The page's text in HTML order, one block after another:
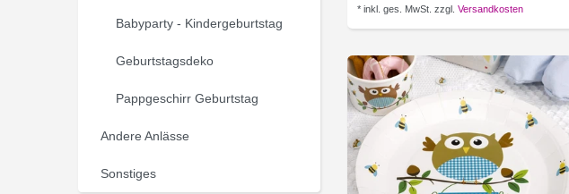
Babyparty - Kindergeburtstag
Geburtstagsdeko
Pappgeschirr Geburtstag
Andere Anlässe
Sonstiges
*inkl. ges. MwSt. zzgl.Versandkosten